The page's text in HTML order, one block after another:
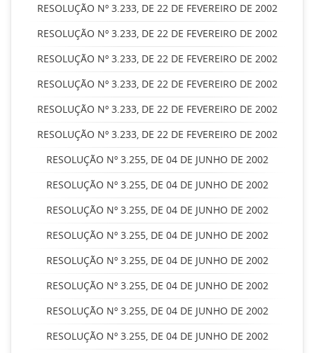
RESOLUÇÃO Nº 3.233, DE 22 DE FEVEREIRO DE 2002
RESOLUÇÃO Nº 3.233, DE 22 DE FEVEREIRO DE 2002
RESOLUÇÃO Nº 3.233, DE 22 DE FEVEREIRO DE 2002
RESOLUÇÃO Nº 3.233, DE 22 DE FEVEREIRO DE 2002
RESOLUÇÃO Nº 3.233, DE 22 DE FEVEREIRO DE 2002
RESOLUÇÃO Nº 3.233, DE 22 DE FEVEREIRO DE 2002
RESOLUÇÃO Nº 3.255, DE 04 DE JUNHO DE 2002
RESOLUÇÃO Nº 3.255, DE 04 DE JUNHO DE 2002
RESOLUÇÃO Nº 3.255, DE 04 DE JUNHO DE 2002
RESOLUÇÃO Nº 3.255, DE 04 DE JUNHO DE 2002
RESOLUÇÃO Nº 3.255, DE 04 DE JUNHO DE 2002
RESOLUÇÃO Nº 3.255, DE 04 DE JUNHO DE 2002
RESOLUÇÃO Nº 3.255, DE 04 DE JUNHO DE 2002
RESOLUÇÃO Nº 3.255, DE 04 DE JUNHO DE 2002